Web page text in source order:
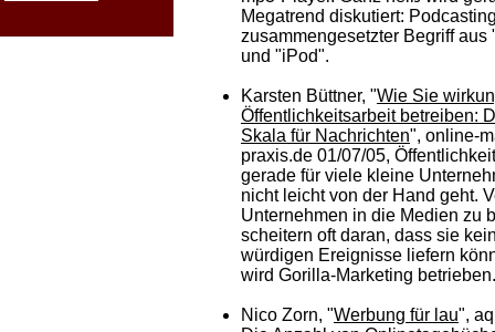
Megatrend diskutiert:
zusammengesetzter Begriff aus
und "iPod".
Karsten Büttner, "Wie Sie
Öffentlichkeitsarbeit betreiben:
Skala für Nachrichten", online-
praxis.de 01/07/05,
gerade für viele kleine
nicht leicht von der Hand geht.
Unternehmen in die Medien zu
scheitern oft daran, dass sie
würdigen Ereignisse liefern
wird Gorilla-Marketing betrieben.
Nico Zorn, "Werbung für lau",